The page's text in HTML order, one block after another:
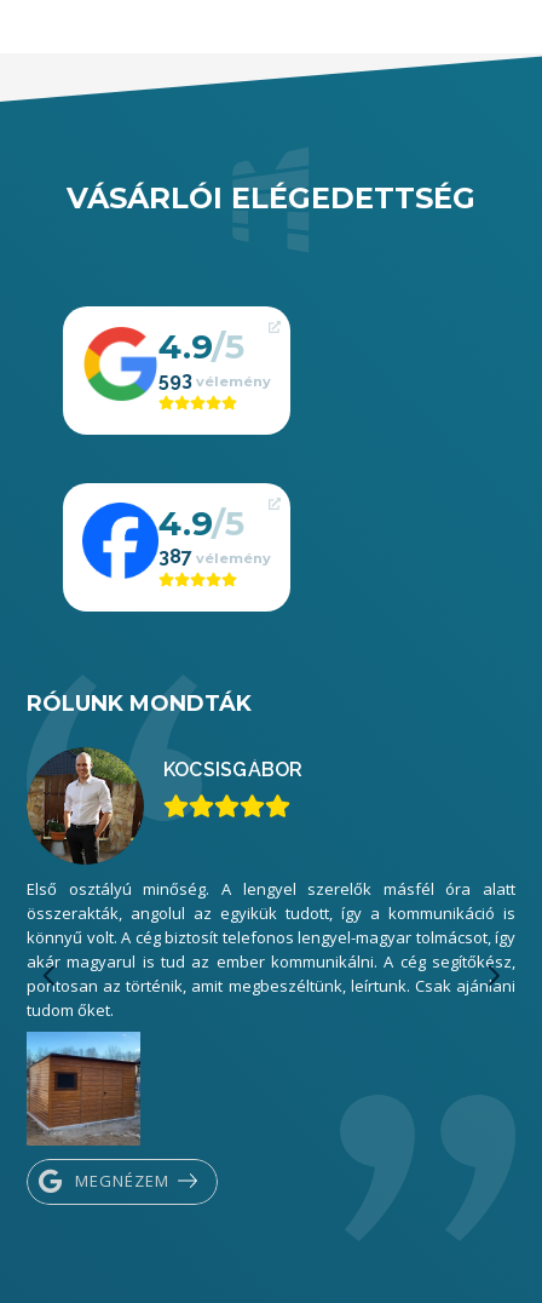
VÁSÁRLÓI ELÉGEDETTSÉG
4.9
593
4.9
387
RÓLUNK MONDTÁK
KOCSISGÁBOR
Első osztályú minőség. A lengyel szerelők másfél óra alatt
összerakták, angolul az egyikük tudott, így a kommunikáció is
könnyű volt. A cég biztosít telefonos lengyel-magyar tolmácsot, így
akár magyarul is tud az ember kommunikálni. A cég segítőkész,
pontosan az történik, amit megbeszéltünk, leírtunk. Csak ajánlani
tudom őket.
MEGNÉZEM